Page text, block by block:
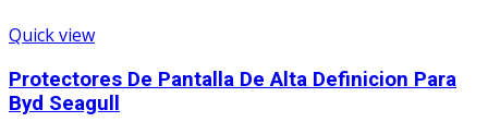
Quick view
Protectores De Pantalla De Alta Definicion Para
Byd Seagull